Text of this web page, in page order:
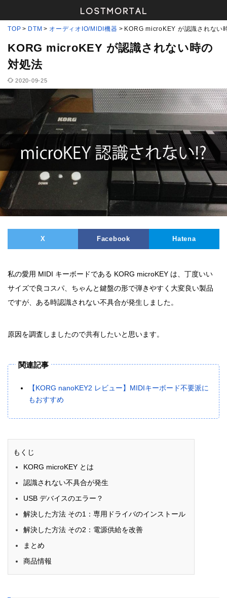
TOP DTM オーディオIO/MIDI機器 KORG microKEY が認識されない
KORG microKEY が認識されない時の
対処法
2020-09-25
X Facebook Hatena
私の愛用 MIDI キーボードである KORG microKEY は、丁度いい
サイズで良コスパ、ちゃんと鍵盤の形で弾きやすく大変良い製品
ですが、ある時認識されない不具合が発生しました。
原因を調査しましたので共有したいと思います。
関連記事
【KORG nanoKEY2 レビュー】MIDIキーボード不要派に
もおすすめ
もくじ
KORG microKEY とは
認識されない不具合が発生
USB デバイスのエラー？
解決した方法 その1：専用ドライバのインストール
解決した方法 その2：電源供給を改善
まとめ
商品情報